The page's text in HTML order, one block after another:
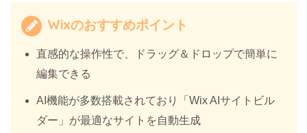
Wixのおすすめポイント
直感的な操作性で、ドラッグ＆ドロップで簡単に
編集できる
AI機能が多数搭載されており「Wix AIサイトビル
ダー」が最適なサイトを自動生成